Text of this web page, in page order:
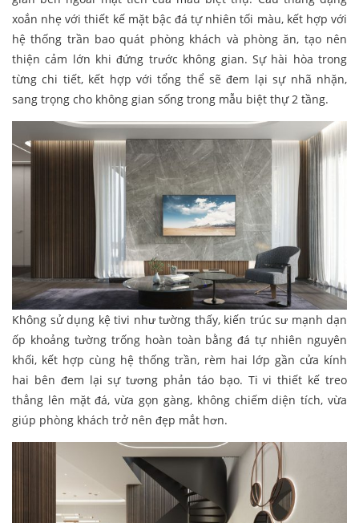
xoắn nhẹ với thiết kế mặt bậc đá tự nhiên tối màu, kết hợp với
hệ thống trần bao quát phòng khách và phòng ăn, tạo nên
thiện cảm lớn khi đứng trước không gian. Sự hài hòa trong
từng chi tiết, kết hợp với tổng thể sẽ đem lại sự nhã nhặn,
sang trọng cho không gian sống trong mẫu biệt thự 2 tầng.
Không sử dụng kệ tivi như tường thấy, kiến trúc sư mạnh dạn
ốp khoảng tường trống hoàn toàn bằng đá tự nhiên nguyên
khối, kết hợp cùng hệ thống trần, rèm hai lớp gần cửa kính
hai bên đem lại sự tương phản táo bạo. Ti vi thiết kế treo
thẳng lên mặt đá, vừa gọn gàng, không chiếm diện tích, vừa
giúp phòng khách trở nên đẹp mắt hơn.